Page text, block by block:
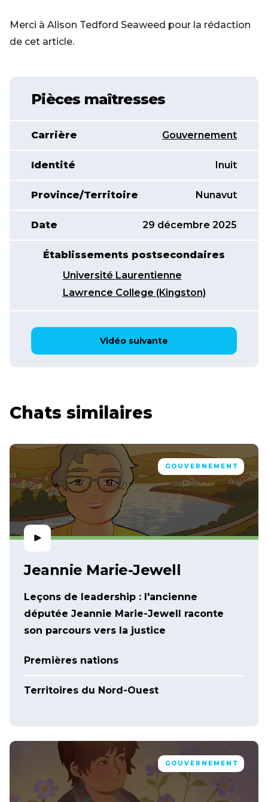
Merci à Alison Tedford Seaweed pour la rédaction
de cet article.
Pièces maîtresses
Carrière Gouvernement
Identité Inuit
Province/Territoire Nunavut
Date 29 décembre 2025
Établissements postsecondaires
Université Laurentienne
Lawrence College (Kingston)
Vidéo suivante
Chats similaires
GOUVERNEMENT
Jeannie Marie-Jewell
Leçons de leadership : l'ancienne
députée Jeannie Marie-Jewell raconte
son parcours vers la justice
Premières nations
Territoires du Nord-Ouest
GOUVERNEMENT